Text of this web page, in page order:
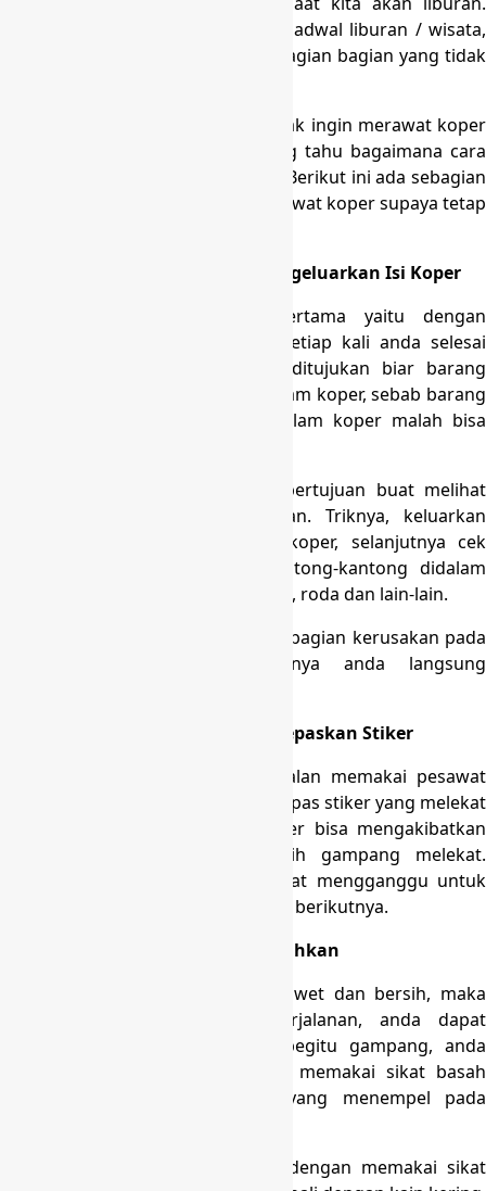
Sering, sesudah pulang entah itu jadwal liburan / wisata,
koper menjadi rusak atau ada sebagian bagian yang tidak
Kadang bukan sebab kita yang tidak ingin merawat koper
itu, akan tetapi tidak semua orang tahu bagaimana cara
untuk merawat koper yang benar. Berikut ini ada sebagian
tips yang dapat dipakai untuk merawat koper supaya tetap
Cara Merawat Koper dengan Mengeluarkan Isi Koper
Cara merawat koper yang pertama yaitu dengan
mengeluarkan semua isi koper setiap kali anda selesai
menjalankan perjalanan. Hal ini ditujukan biar barang
tidak tersimpan terlalu lama di dalam koper, sebab barang
yang terlalu lama di simpan didalam koper malah bisa
Disamping itu, langkah ini pun bertujuan buat melihat
kondisi koper sesudah perjalanan. Triknya, keluarkan
semua barang yang ada pada koper, selanjutnya cek
bagian-bagian koper, seperti kantong-kantong didalam
koper, resleting, body koper, handle, roda dan lain-lain.
Apabila anda telah menemukan sebagian kerusakan pada
bagian koper, maka seharusnya anda langsung
Cara Merawat Koper dengan Melepaskan Stiker
Untuk anda yang menekuni perjalan memakai pesawat
terbang, maka mestinya anda melepas stiker yang melekat
dikoper anda. Hal ini karena stiker bisa mengakibatkan
kotoran atau debu lainnya lebih gampang melekat.
Disamping itu, stiker ini pun dapat mengganggu untuk
penerbangan atau perjalanan anda berikutnya.
Cara Menjaga Koper dengan Bersihkan
Buat merawat koper biar terus awet dan bersih, maka
sesudah anda menjalankan perjalanan, anda dapat
membersihkan koper itu. Cara begitu gampang, anda
dapat memakai kain basah atau memakai sikat basah
untuk menghilangkan kotoran yang menempel pada
Anda dapat mengaplikasikannya dengan memakai sikat